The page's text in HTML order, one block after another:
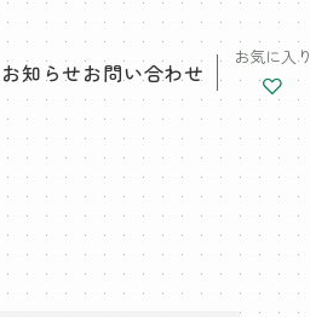
お知らせお問い合わせ
お気に入り